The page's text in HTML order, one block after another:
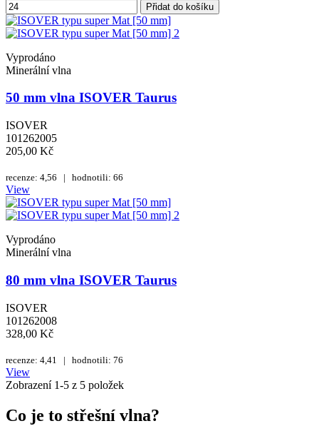
Přidat do košíku
Vyprodáno
Minerální vlna
50 mm vlna ISOVER Taurus
ISOVER
101262005
205,00 Kč
recenze: 4,56 | hodnotili: 66
View
Vyprodáno
Minerální vlna
80 mm vlna ISOVER Taurus
ISOVER
101262008
328,00 Kč
recenze: 4,41 | hodnotili: 76
View
Zobrazení 1-5 z 5 položek
Co je to střešní vlna?